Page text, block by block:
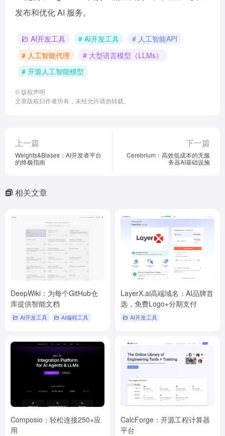
发布和优化 AI 服务。
AI开发工具 # AI开发工具
# 人工智能API
# 人工智能代理
# 大型语言模型（LLMs）
# 开源人工智能模型
© 版权声明
文章版权归作者所有，未经允许请勿转载。
上一篇
Weights&Biases：AI开发者平台
的终极指南
下一篇
Cerebrium：高效低成本的无服
务器AI基础设施
相关文章
DeepWiki：为每个GitHub仓
库提供智能文档
AI开发工具 AI编程工具
LayerX.ai高端域名：AI品牌首
选，免费Logo+分期支付
AI开发工具
Composio：轻松连接250+应
用
CalcForge：开源工程计算器
平台